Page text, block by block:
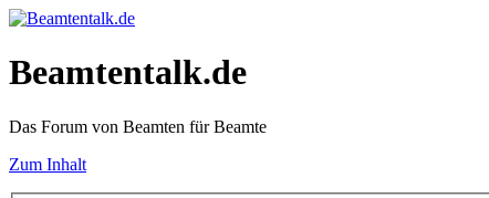
Beamtentalk.de
Das Forum von Beamten für Beamte
Zum Inhalt